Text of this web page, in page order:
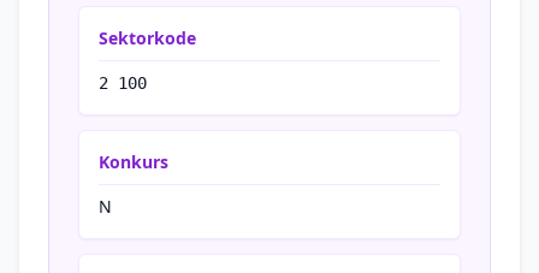
Sektorkode
2 100
Konkurs
N